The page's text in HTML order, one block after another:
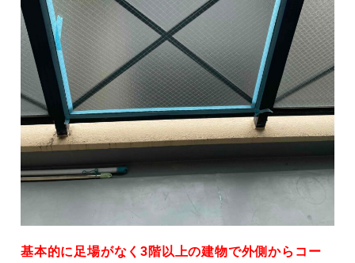
基本的に足場がなく3階以上の建物で外側からコー